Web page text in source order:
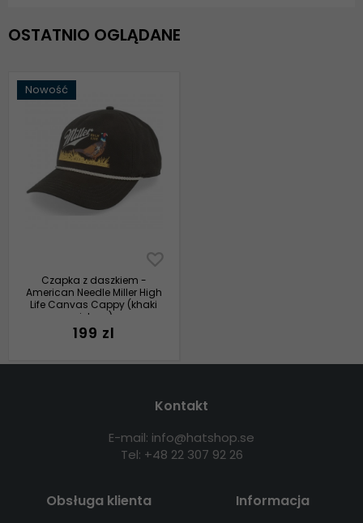
OSTATNIO OGLĄDANE
Nowość
Czapka z daszkiem -
American Needle Miller High
Life Canvas Cappy (khaki
zielony)
199 zl
Kontakt
E-mail: info@hatshop.se
Tel: +48 22 307 92 26
Obsługa klienta Informacja